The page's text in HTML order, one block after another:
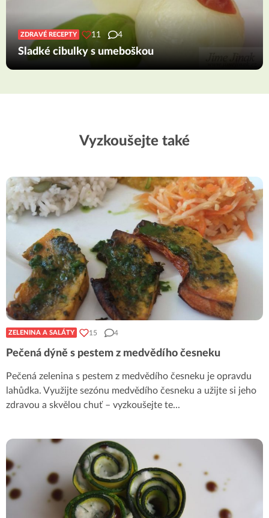
ZDRAVÉ RECEPTY 11 4
Sladké cibulky s umeboškou
Vyzkoušejte také
ZELENINA A SALÁTY 15 4
Pečená dýně s pestem z medvědího česneku
Pečená zelenina s pestem z medvědího česneku je opravdu
lahůdka. Využijte sezónu medvědího česneku a užijte si jeho
zdravou a skvělou chuť – vyzkoušejte te...